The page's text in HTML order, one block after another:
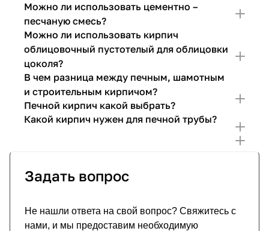
Можно ли использовать цементно –
песчаную смесь?
Можно ли использовать кирпич
облицовочный пустотелый для облицовки
цоколя?
В чем разница между печным, шамотным
и строительным кирпичом?
Печной кирпич какой выбрать?
Какой кирпич нужен для печной трубы?
Задать вопрос
Не нашли ответа на свой вопрос? Свяжитесь с
нами, и мы предоставим необходимую